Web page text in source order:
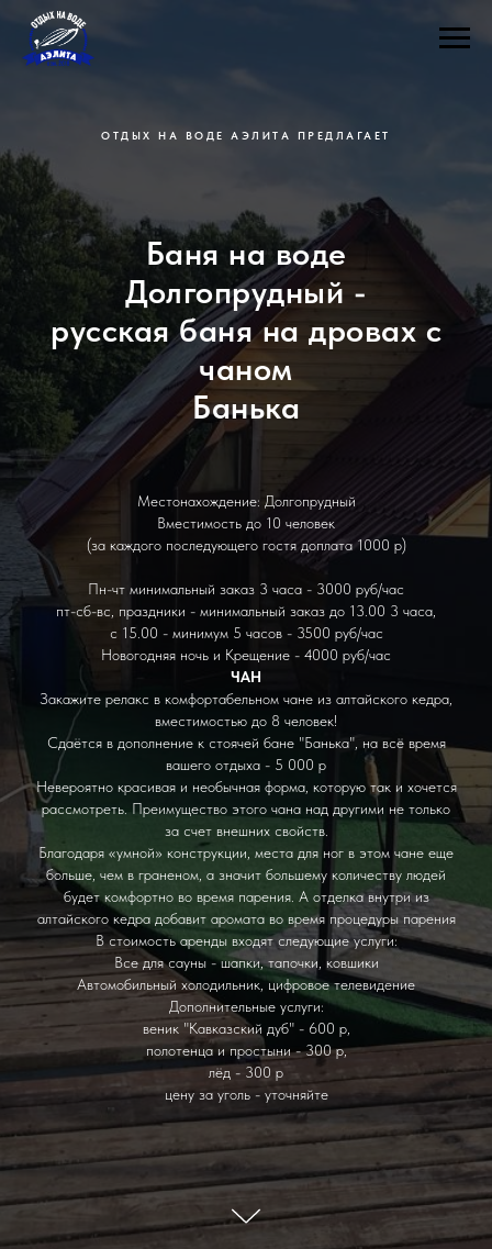
ОТДЫХ НА ВОДЕ АЭЛИТА ПРЕДЛАГАЕТ
Баня на воде
Долгопрудный -
русская баня на дровах с
чаном
Банька
Местонахождение: Долгопрудный
Вместимость до 10 человек
(за каждого последующего гостя доплата 1000 р)
Пн-чт минимальный заказ 3 часа - 3000 руб/час
пт-сб-вс, праздники - минимальный заказ до 13.00 3 часа,
с 15.00 - минимум 5 часов - 3500 руб/час
Новогодняя ночь и Крещение - 4000 руб/час
ЧАН
Закажите релакс в комфортабельном чане из алтайского кедра,
вместимостью до 8 человек!
Сдаётся в дополнение к стоячей бане "Банька", на всё время
вашего отдыха - 5 000 р
Невероятно красивая и необычная форма, которую так и хочется
рассмотреть. Преимущество этого чана над другими не только
за счет внешних свойств.
Благодаря «умной» конструкции, места для ног в этом чане еще
больше, чем в граненом, а значит большему количеству людей
будет комфортно во время парения. А отделка внутри из
алтайского кедра добавит аромата во время процедуры парения
В стоимость аренды входят следующие услуги:
Все для сауны - шапки, тапочки, ковшики
Автомобильный холодильник, цифровое телевидение
Дополнительные услуги:
веник "Кавказский дуб" - 600 р,
полотенца и простыни - 300 р,
лёд - 300 р
цену за уголь - уточняйте